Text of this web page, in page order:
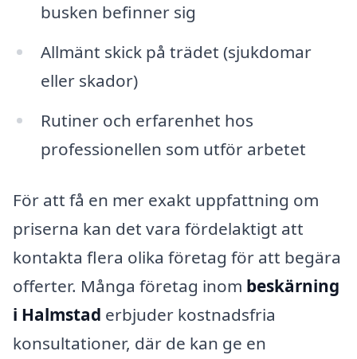
busken befinner sig
Allmänt skick på trädet (sjukdomar
eller skador)
Rutiner och erfarenhet hos
professionellen som utför arbetet
För att få en mer exakt uppfattning om
priserna kan det vara fördelaktigt att
kontakta flera olika företag för att begära
offerter. Många företag inom beskärning
i Halmstad erbjuder kostnadsfria
konsultationer, där de kan ge en